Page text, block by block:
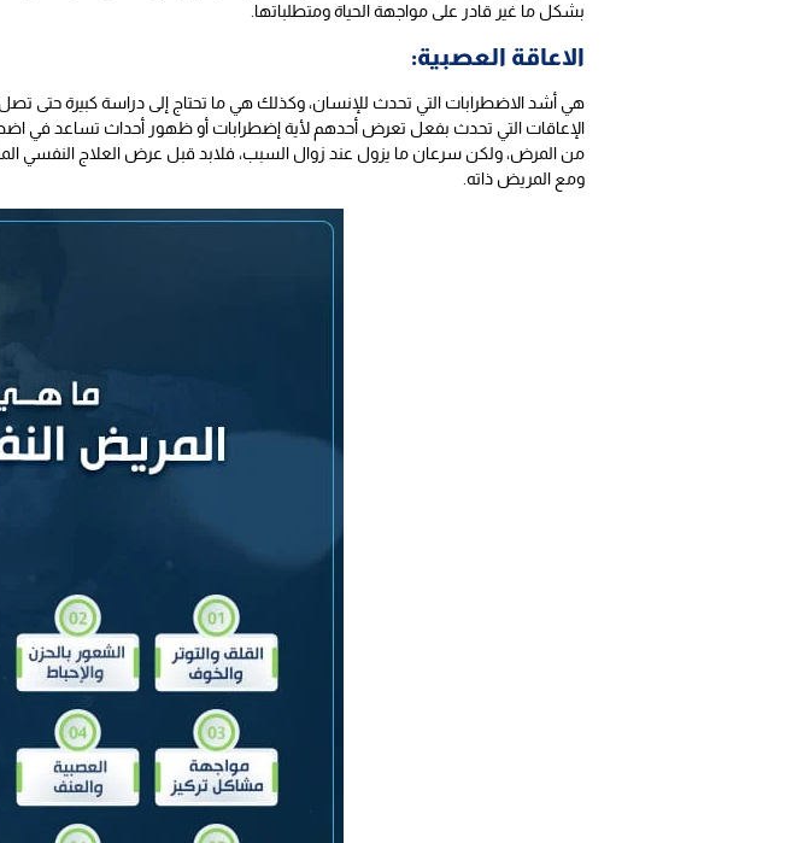
بشكل ما غير قادر على مواجهة الحياة ومتطلباتها.
الاعاقة العصبية:
هي أشد الاضطرابات التي تحدث للإنسان، وكذلك هي ما تحتاج إلى دراسة كبيرة حتى
الإعاقات التي تحدث بفعل تعرض أحدهم لأية إضطرابات أو ظهور أحداث تساعد في
من المرض، ولكن سرعان ما يزول عند زوال السبب، فلابد قبل عرض العلاج النفسي
ومع المريض ذاته.